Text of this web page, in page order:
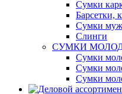
Сумки
Барсетки,
Сумки
Слинги
СУМКИ
Сумки
Сумки
Сумки